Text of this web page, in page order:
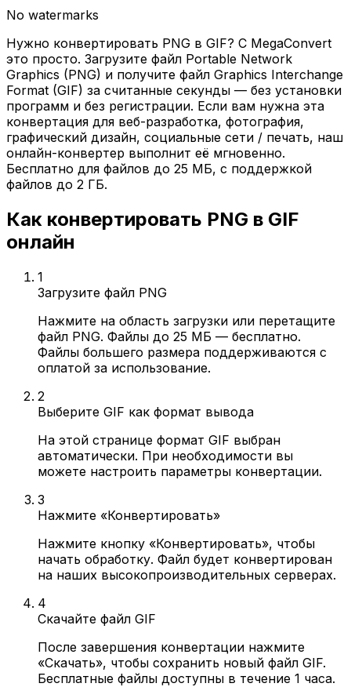
No watermarks
Нужно конвертировать PNG в GIF? С MegaConvert
это просто. Загрузите файл Portable Network
Graphics (PNG) и получите файл Graphics Interchange
Format (GIF) за считанные секунды — без установки
программ и без регистрации. Если вам нужна эта
конвертация для веб-разработка, фотография,
графический дизайн, социальные сети / печать, наш
онлайн-конвертер выполнит её мгновенно.
Бесплатно для файлов до 25 МБ, с поддержкой
файлов до 2 ГБ.
Как конвертировать PNG в GIF
онлайн
1
Загрузите файл PNG
Нажмите на область загрузки или перетащите
файл PNG. Файлы до 25 МБ — бесплатно.
Файлы большего размера поддерживаются с
оплатой за использование.
2
Выберите GIF как формат вывода
На этой странице формат GIF выбран
автоматически. При необходимости вы
можете настроить параметры конвертации.
3
Нажмите «Конвертировать»
Нажмите кнопку «Конвертировать», чтобы
начать обработку. Файл будет конвертирован
на наших высокопроизводительных серверах.
4
Скачайте файл GIF
После завершения конвертации нажмите
«Скачать», чтобы сохранить новый файл GIF.
Бесплатные файлы доступны в течение 1 часа.